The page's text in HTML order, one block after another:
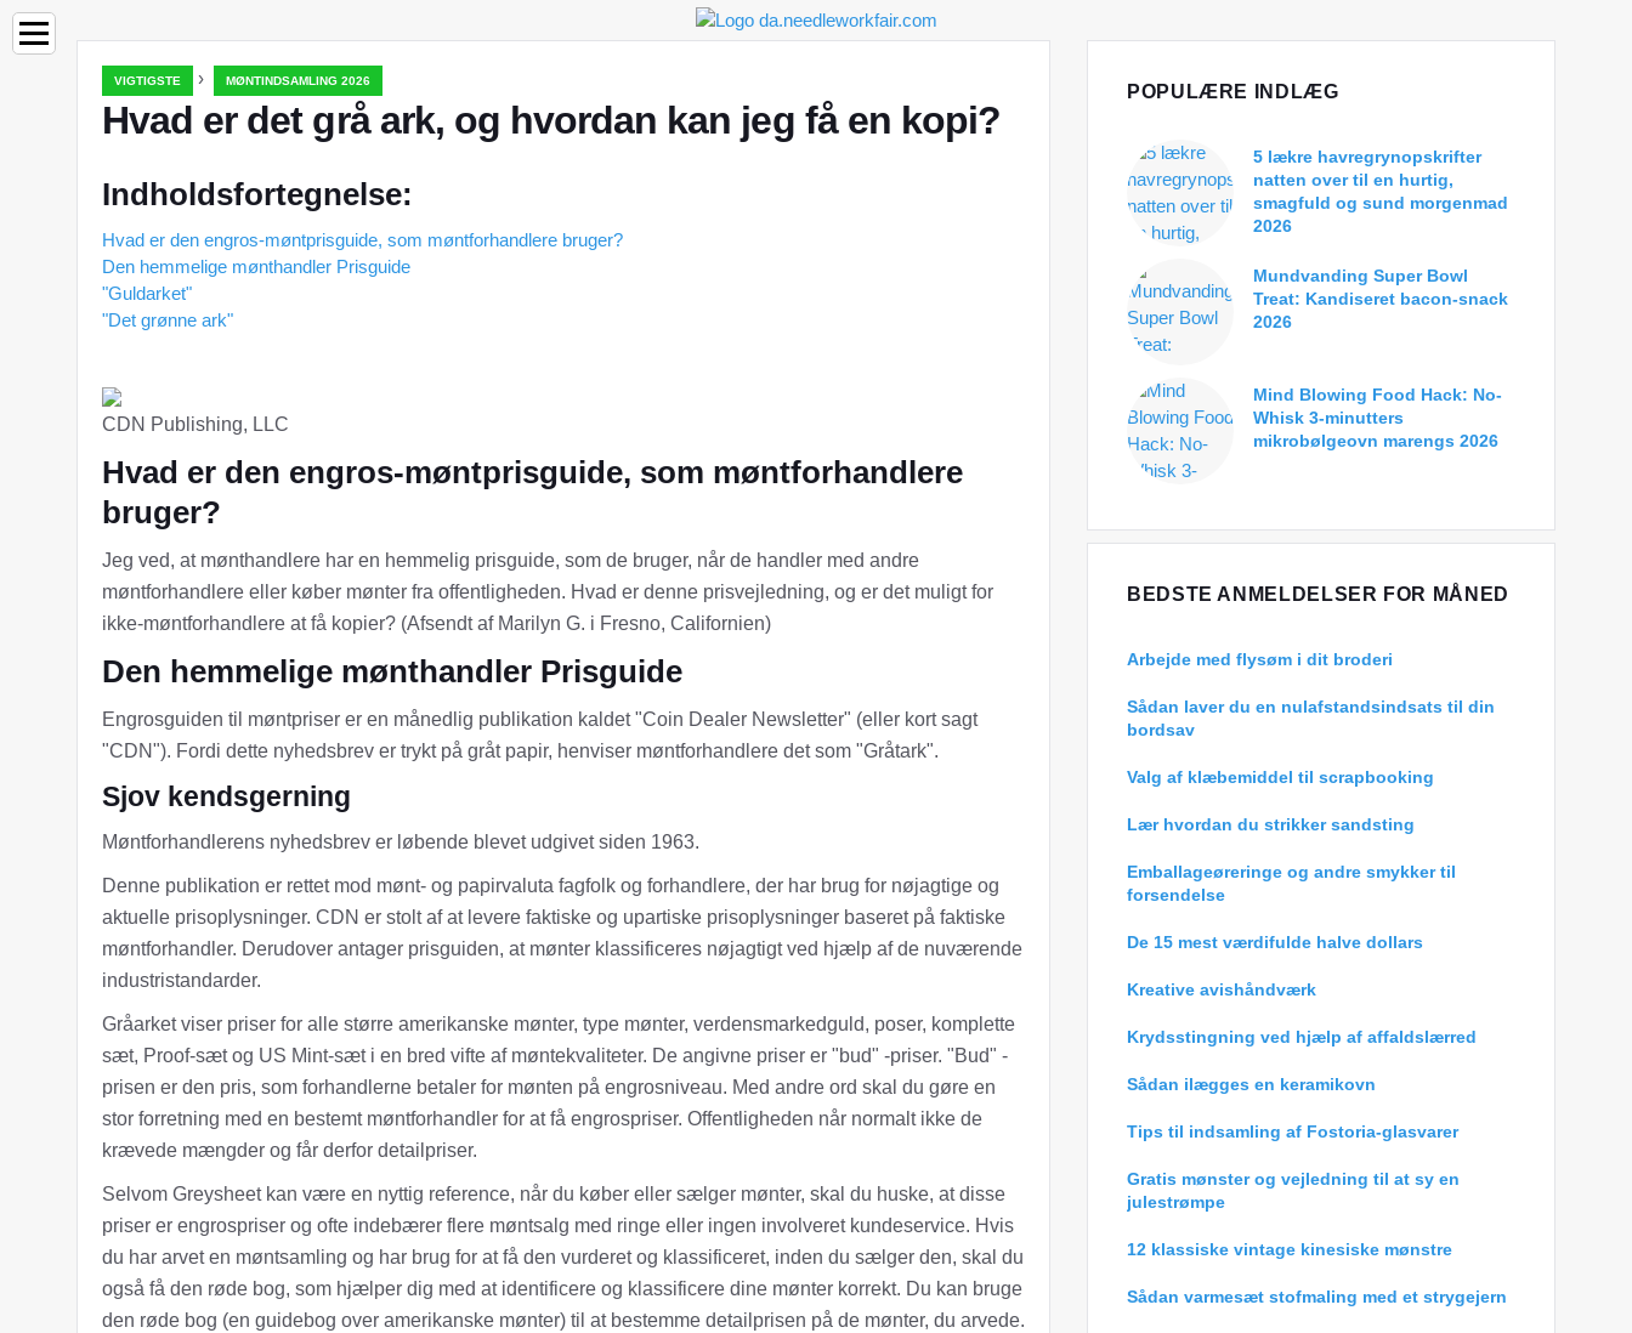
VIGTIGSTE › MØNTINDSAMLING 2026
Hvad er det grå ark, og hvordan kan jeg få en kopi?
Indholdsfortegnelse:
Hvad er den engros-møntprisguide, som møntforhandlere bruger?
Den hemmelige mønthandler Prisguide
"Guldarket"
"Det grønne ark"
CDN Publishing, LLC
Hvad er den engros-møntprisguide, som møntforhandlere
bruger?
Jeg ved, at mønthandlere har en hemmelig prisguide, som de bruger, når de handler med andre
møntforhandlere eller køber mønter fra offentligheden. Hvad er denne prisvejledning, og er det muligt for
ikke-møntforhandlere at få kopier? (Afsendt af Marilyn G. i Fresno, Californien)
Den hemmelige mønthandler Prisguide
Engrosguiden til møntpriser er en månedlig publikation kaldet "Coin Dealer Newsletter" (eller kort sagt
"CDN"). Fordi dette nyhedsbrev er trykt på gråt papir, henviser møntforhandlere det som "Gråtark".
Sjov kendsgerning
Møntforhandlerens nyhedsbrev er løbende blevet udgivet siden 1963.
Denne publikation er rettet mod mønt- og papirvaluta fagfolk og forhandlere, der har brug for nøjagtige og
aktuelle prisoplysninger. CDN er stolt af at levere faktiske og upartiske prisoplysninger baseret på faktiske
møntforhandler. Derudover antager prisguiden, at mønter klassificeres nøjagtigt ved hjælp af de nuværende
industristandarder.
Gråarket viser priser for alle større amerikanske mønter, type mønter, verdensmarkedguld, poser, komplette
sæt, Proof-sæt og US Mint-sæt i en bred vifte af møntekvaliteter. De angivne priser er "bud" -priser. "Bud" -
prisen er den pris, som forhandlerne betaler for mønten på engrosniveau. Med andre ord skal du gøre en
stor forretning med en bestemt møntforhandler for at få engrospriser. Offentligheden når normalt ikke de
krævede mængder og får derfor detailpriser.
Selvom Greysheet kan være en nyttig reference, når du køber eller sælger mønter, skal du huske, at disse
priser er engrospriser og ofte indebærer flere møntsalg med ringe eller ingen involveret kundeservice. Hvis
du har arvet en møntsamling og har brug for at få den vurderet og klassificeret, inden du sælger den, skal du
også få den røde bog, som hjælper dig med at identificere og klassificere dine mønter korrekt. Du kan bruge
den røde bog (en guidebog over amerikanske mønter) til at bestemme detailprisen på de mønter, du arvede.
POPULÆRE INDLÆG
5 lækre havregrynopskrifter
natten over til en hurtig,
smagfuld og sund morgenmad
2026
Mundvanding Super Bowl
Treat: Kandiseret bacon-snack
2026
Mind Blowing Food Hack: No-
Whisk 3-minutters
mikrobølgeovn marengs 2026
BEDSTE ANMELDELSER FOR MÅNED
Arbejde med flysøm i dit broderi
Sådan laver du en nulafstandsindsats til din
bordsav
Valg af klæbemiddel til scrapbooking
Lær hvordan du strikker sandsting
Emballageøreringe og andre smykker til
forsendelse
De 15 mest værdifulde halve dollars
Kreative avishåndværk
Krydsstingning ved hjælp af affaldslærred
Sådan ilægges en keramikovn
Tips til indsamling af Fostoria-glasvarer
Gratis mønster og vejledning til at sy en
julestrømpe
12 klassiske vintage kinesiske mønstre
Sådan varmesæt stofmaling med et strygejern